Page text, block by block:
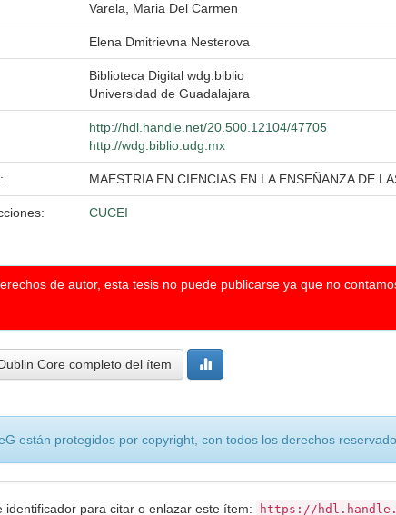
Varela, Maria Del Carmen
Elena Dmitrievna Nesterova
Biblioteca Digital wdg.biblio
Universidad de Guadalajara
http://hdl.handle.net/20.500.12104/47705
http://wdg.biblio.udg.mx
MAESTRIA EN CIENCIAS EN LA ENSEÑANZA DE
CUCEI
de autor, esta tesis no puede publicarse ya que no
Core completo del ítem
están protegidos por copyright, con todos los derechos
identificador para citar o enlazar este ítem: https://